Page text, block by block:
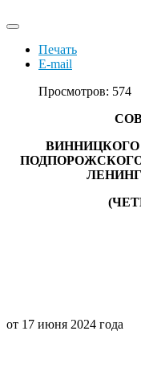
Печать
E-mail
Просмотров: 574
от 17 июня 2024 года
№